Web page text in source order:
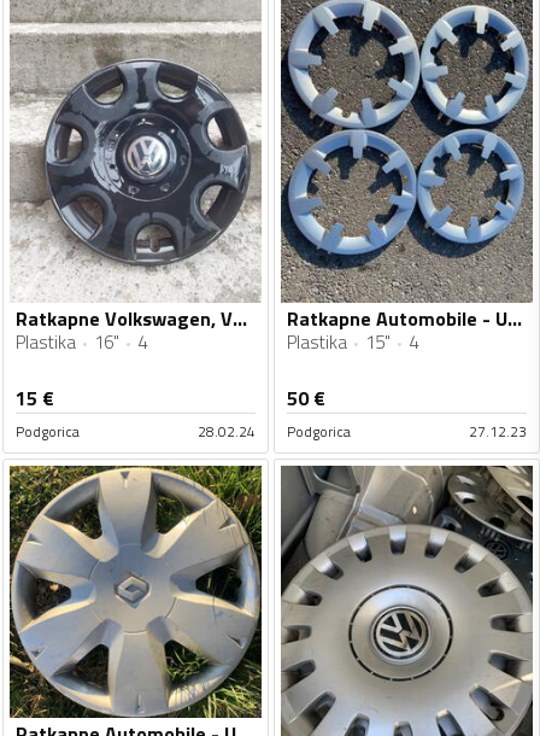
Ratkapne Volkswagen, Volkswagen, Volkswagen - Golf 5, Passat, Touran - 16" - 4 kom.
Plastika 16" 4
15 €
Podgorica 28.02.24
Ratkapne Automobile - Univerzalno - 15" - 4 kom.
Plastika 15" 4
50€
Podgorica 27.12.23